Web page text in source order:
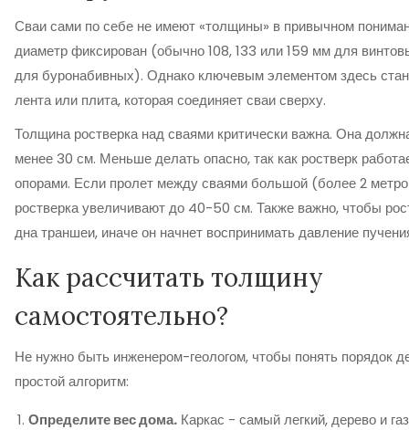
Сваи сами по себе не имеют «толщины» в привычном
диаметр фиксирован (обычно 108, 133 или 159 мм для
для буронабивных). Однако ключевым элементом здесь
лента или плита, которая соединяет сваи сверху.
Толщина ростверка над сваями критически важна. Она
менее 30 см. Меньше делать опасно, так как ростверк
опорами. Если пролет между сваями большой (более 2
ростверка увеличивают до 40-50 см. Также важно, чтобы
дна траншеи, иначе он начнет воспринимать давление
Как рассчитать толщину
самостоятельно?
Не нужно быть инженером-геологом, чтобы понять порядок
простой алгоритм:
Определите вес дома. Каркас - самый легкий, дерево и